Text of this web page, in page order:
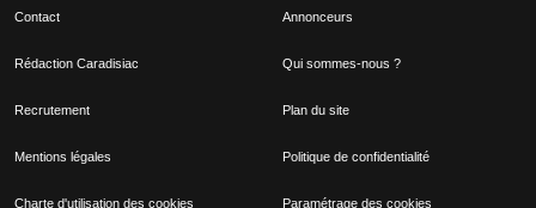
Contact Annonceurs
Rédaction Caradisiac Qui sommes-nous ?
Recrutement Plan du site
Mentions légales Politique de confidentialité
Charte d'utilisation des cookies Paramétrage des cookies